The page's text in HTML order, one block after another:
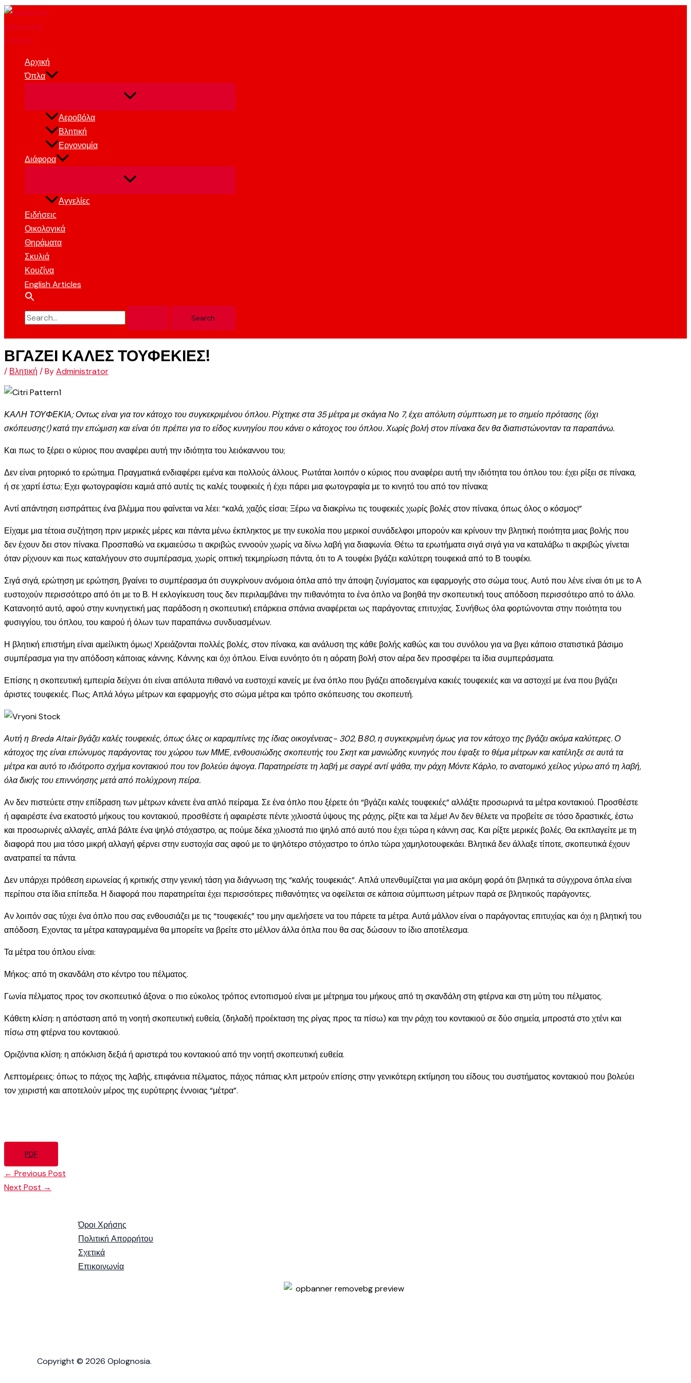
Skip
Αρχική
Όπλα
Αεροβόλα
Βλητική
Εργονομία
Διάφορα
Αγγελίες
Ειδήσεις
Οικολογικά
Θηράματα
Σκυλιά
Κουζίνα
English Articles
Search
ΒΓΑΖΕΙ ΚΑΛΕΣ ΤΟΥΦΕΚΙΕΣ!
/ Βλητική / ByAdministrator
ΚΑΛΗ ΤΟΥΦΕΚΙΑ; Οντως είναι για τον κάτοχο του συγκεκριμένου όπλου. Ρίχτηκε στα 35 μέτρα με σκάγια Νο 7, έχει απόλυτη σύμπτωση με το σημείο πρότασης (όχι
σκόπευσης!) κατά την επώμιση και είναι ότι πρέπει για το είδος κυνηγίου που κάνει ο κάτοχος του όπλου. Χωρίς βολή στον πίνακα δεν θα διαπιστώνονταν τα παραπάνω.
Και πως το ξέρει ο κύριος που αναφέρει αυτή την ιδιότητα του λειόκαννου του;
Δεν είναι ρητορικό το ερώτημα. Πραγματικά ενδιαφέρει εμένα και πολλούς άλλους. Ρωτάται λοιπόν ο κύριος που αναφέρει αυτή την ιδιότητα του όπλου του: έχει ρίξει σε πίνακα,
ή σε χαρτί έστω; Εχει φωτογραφίσει καμιά από αυτές τις καλές τουφεκιές ή έχει πάρει μια φωτογραφία με το κινητό του από τον πίνακα;
Αντί απάντηση εισπράττεις ένα βλέμμα που φαίνεται να λέει: “καλά, χαζός είσαι; Ξέρω να διακρίνω τις τουφεκιές χωρίς βολές στον πίνακα, όπως όλος ο κόσμος!”
Είχαμε μια τέτοια συζήτηση πριν μερικές μέρες και πάντα μένω έκπληκτος με την ευκολία που μερικοί συνάδελφοι μπορούν και κρίνουν την βλητική ποιότητα μιας βολής που
δεν έχουν δει στον πίνακα. Προσπαθώ να εκμαιεύσω τι ακριβώς εννοούν χωρίς να δίνω λαβή για διαφωνία. Θέτω τα ερωτήματα σιγά σιγά για να καταλάβω τι ακριβώς γίνεται
όταν ρίχνουν και πως καταλήγουν στο συμπέρασμα, χωρίς οπτική τεκμηρίωση πάντα, ότι το Α τουφέκι βγάζει καλύτερη τουφεκιά από το Β τουφέκι.
Σιγά σιγά, ερώτηση με ερώτηση, βγαίνει το συμπέρασμα ότι συγκρίνουν ανόμοια όπλα από την άποψη ζυγίσματος και εφαρμογής στο σώμα τους. Αυτό που λένε είναι ότι με το Α
ευστοχούν περισσότερο από ότι με το Β. Η εκλογίκευση τους δεν περιλαμβάνει την πιθανότητα το ένα όπλο να βοηθά την σκοπευτική τους απόδοση περισσότερο από το άλλο.
Κατανοητό αυτό, αφού στην κυνηγετική μας παράδοση η σκοπευτική επάρκεια σπάνια αναφέρεται ως παράγοντας επιτυχίας. Συνήθως όλα φορτώνονται στην ποιότητα του
φυσιγγίου, του όπλου, του καιρού ή όλων των παραπάνω συνδυασμένων.
Η βλητική επιστήμη είναι αμείλικτη όμως! Χρειάζονται πολλές βολές, στον πίνακα, και ανάλυση της κάθε βολής καθώς και του συνόλου για να βγει κάποιο στατιστικά βάσιμο
συμπέρασμα για την απόδοση κάποιας κάννης. Κάννης και όχι όπλου. Είναι ευνόητο ότι η αόρατη βολή στον αέρα δεν προσφέρει τα ίδια συμπεράσματα.
Επίσης η σκοπευτική εμπειρία δείχνει ότι είναι απόλυτα πιθανό να ευστοχεί κανείς με ένα όπλο που βγάζει αποδειγμένα κακιές τουφεκιές και να αστοχεί με ένα που βγάζει
άριστες τουφεκιές. Πως; Απλά λόγω μέτρων και εφαρμογής στο σώμα μέτρα και τρόπο σκόπευσης του σκοπευτή.
Αυτή η Breda Altair βγάζει καλές τουφεκιές, όπως όλες οι καραμπίνες της ίδιας οικογένειας- 302, Β80, η συγκεκριμένη όμως για τον κάτοχο της βγάζει ακόμα καλύτερες. Ο
κάτοχος της είναι επώνυμος παράγοντας του χώρου των ΜΜΕ, ενθουσιώδης σκοπευτής του Σκητ και μανιώδης κυνηγός που έψαξε το θέμα μέτρων και κατέληξε σε αυτά τα
μέτρα και αυτό το ιδιότροπο σχήμα κοντακιού που τον βολεύει άψογα. Παρατηρείστε τη λαβή με σαγρέ αντί ψάθα, την ράχη Μόντε Κάρλο, το ανατομικό χείλος γύρω από τη λαβή,
όλα δικής του επιννόησης μετά από πολύχρονη πείρα.
Αν δεν πιστεύετε στην επίδραση των μέτρων κάνετε ένα απλό πείραμα. Σε ένα όπλο που ξέρετε ότι “βγάζει καλές τουφεκιές” αλλάξτε προσωρινά τα μέτρα κοντακιού. Προσθέστε
ή αφαιρέστε ένα εκατοστό μήκους του κοντακιού, προσθέστε ή αφαιρέστε πέντε χιλιοστά ύψους της ράχης, ρίξτε και τα λέμε! Αν δεν θέλετε να προβείτε σε τόσο δραστικές, έστω
και προσωρινές αλλαγές, απλά βάλτε ένα ψηλό στόχαστρο, ας πούμε δέκα χιλιοστά πιο ψηλό από αυτό που έχει τώρα η κάννη σας. Και ρίξτε μερικές βολές. Θα εκπλαγείτε με τη
διαφορά που μια τόσο μικρή αλλαγή φέρνει στην ευστοχία σας αφού με το ψηλότερο στόχαστρο το όπλο τώρα χαμηλοτουφεκάει. Βλητικά δεν άλλαξε τίποτε, σκοπευτικά έχουν
ανατραπεί τα πάντα.
Δεν υπάρχει πρόθεση ειρωνείας ή κριτικής στην γενική τάση για διάγνωση της “καλής τουφεκιάς”. Απλά υπενθυμίζεται για μια ακόμη φορά ότι βλητικά τα σύγχρονα όπλα είναι
περίπου στα ίδια επίπεδα. Η διαφορά που παρατηρείται έχει περισσότερες πιθανότητες να οφείλεται σε κάποια σύμπτωση μέτρων παρά σε βλητικούς παράγοντες.
Αν λοιπόν σας τύχει ένα όπλο που σας ενθουσιάζει με τις “τουφεκιές” του μην αμελήσετε να του πάρετε τα μέτρα. Αυτά μάλλον είναι ο παράγοντας επιτυχίας και όχι η βλητική του
απόδοση. Εχοντας τα μέτρα καταγραμμένα θα μπορείτε να βρείτε στο μέλλον άλλα όπλα που θα σας δώσουν το ίδιο αποτέλεσμα.
Τα μέτρα του όπλου είναι:
Μήκος: από τη σκανδάλη στο κέντρο του πέλματος.
Γωνία πέλματος προς τον σκοπευτικό άξονα: ο πιο εύκολος τρόπος εντοπισμού είναι με μέτρημα του μήκους από τη σκανδάλη στη φτέρνα και στη μύτη του πέλματος.
Κάθετη κλίση: η απόσταση από τη νοητή σκοπευτική ευθεία, (δηλαδή προέκταση της ρίγας προς τα πίσω) και την ράχη του κοντακιού σε δύο σημεία, μπροστά στο χτένι και
πίσω στη φτέρνα του κοντακιού.
Οριζόντια κλίση: η απόκλιση δεξιά ή αριστερά του κοντακιού από την νοητή σκοπευτική ευθεία.
Λεπτομέρειες: όπως το πάχος της λαβής, επιφάνεια πέλματος, πάχος πάπιας κλπ μετρούν επίσης στην γενικότερη εκτίμηση του είδους του συστήματος κοντακιού που βολεύει
τον χειριστή και αποτελούν μέρος της ευρύτερης έννοιας “μέτρα”.
PDF
← Previous Post
Next Post →
Όροι Χρήσης
Πολιτική Απορρήτου
Σχετικά
Επικοινωνία
Copyright © 2026 Oplognosia.